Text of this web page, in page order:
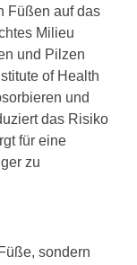
Füßen auf das
Milieu
und Pilzen
of Health
und
das Risiko
für eine
zu
sondern